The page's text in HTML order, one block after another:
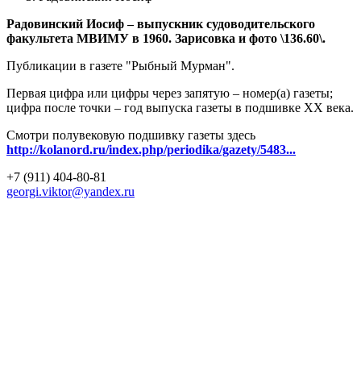
Радовинский Иосиф – выпускник судоводительского
факультета МВИМУ в 1960. Зарисовка и фото \136.60\.
Публикации в газете "Рыбный Мурман".
Первая цифра или цифры через запятую – номер(а) газеты;
цифра после точки – год выпуска газеты в подшивке ХХ века.
Смотри полувековую подшивку газеты здесь
http://kolanord.ru/index.php/periodika/gazety/5483...
+7 (911) 404-80-81
georgi.viktor@yandex.ru